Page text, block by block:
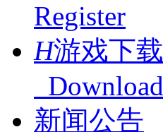
Register
H游戏下载
Download
新闻公告